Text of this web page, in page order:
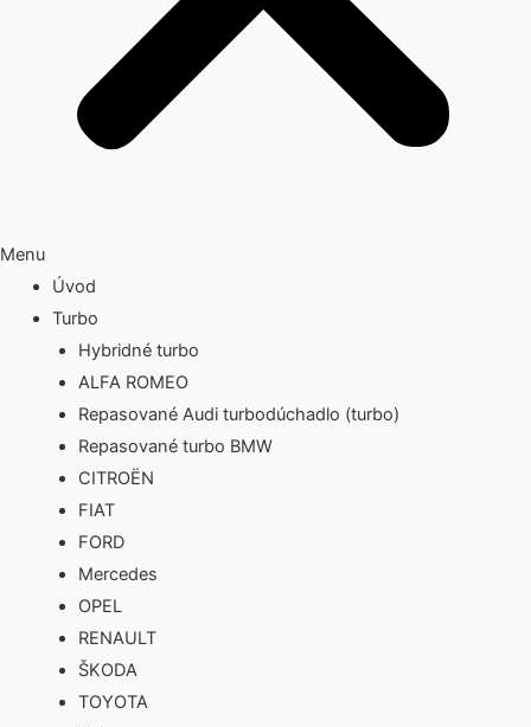
Menu
Úvod
Turbo
Hybridné turbo
ALFA ROMEO
Repasované Audi turbodúchadlo (turbo)
Repasované turbo BMW
CITROËN
FIAT
FORD
Mercedes
OPEL
RENAULT
ŠKODA
TOYOTA